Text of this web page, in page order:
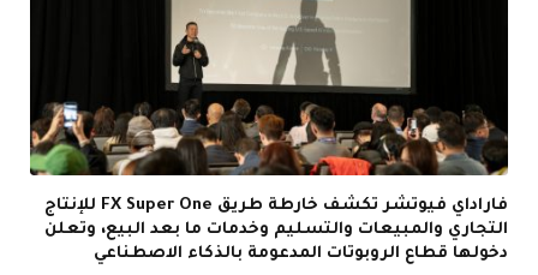
فاراداي فيوتشر تكشف خارطة طريق FX Super One للإنتاج
التجاري والمبيعات والتسليم وخدمات ما بعد البيع، وتعلن
دخولها قطاع الروبوتات المدعومة بالذكاء الاصطناعي